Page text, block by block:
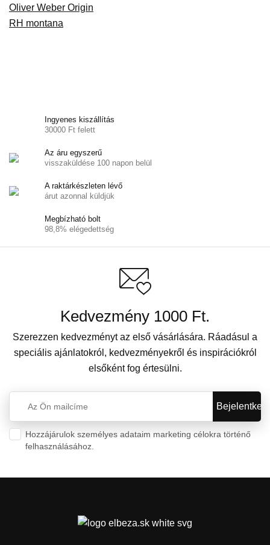
Ingyenes kiszállítás
30000 Ft felett
Az áru egyszerű
visszaküldése 100 napon belül
A raktárkészleten lévő
árut azonnal küldjük
Megbízható bolt
98,8% elégedettség
Kedvezmény 1000 Ft.
Szerezzen kedvezményt az első vásárlására. Ráadásul a
speciális ajánlatokról, kedvezményekről és inspirációkról
elsőként fog értesülni.
Hozzájárulok személyes adataim marketing célokra történő
felhasználásához.